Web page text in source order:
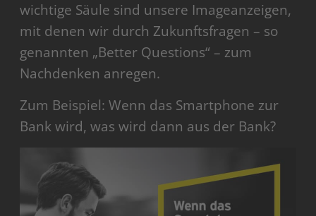
wichtige Säule sind unsere Imageanzeigen,
mit denen wir durch Zukunftsfragen – so
genannten „Better Questions“ – zum
Nachdenken anregen.
Zum Beispiel: Wenn das Smartphone zur
Bank wird, was wird dann aus der Bank?